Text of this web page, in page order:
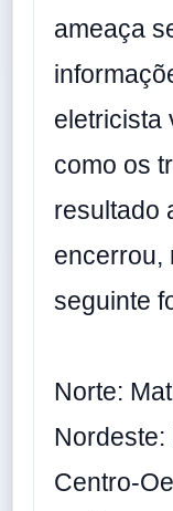
ameaça
eletricista
como os
resultado
encerrou,
seguinte
Norte:
Nordeste:
Centro-